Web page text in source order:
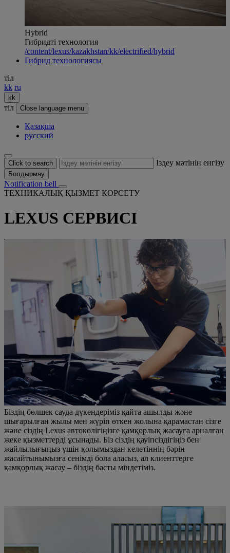
Hybrid
Гибридті технология
/content/lexus/kazakhstan/kk/electrified/hybrid
Гибрид технологиясы
тіл
kk ru
kk
тіл Close language menu
Қазақша
русский
Click to search Іздеу мәтінін енгізу
Болдырмау
Notification bell
ТЕХНИКАЛЫҚ ҚЫЗМЕТ КӨРСЕТУ
LEXUS СЕРВИСІ
Біздің бөлшек сауда дүкендеріміз қайта ашылды және
шығарылған жылы мен жүріп өткен жолына қарамастан сізге
және сіздің Lexus автокөлігіңізге қамқорлық жасауға арналған
жеке қызметтерді ұсынады. Біз сіздің қауіпсіздігіңіз бен
жайлылығыңыз үшін қолымыздан келетіннің бәрін
жасайтынымызға сенімді бола аласыз, ал клиенттерге
қамқорлық жасау – біздің басты міндетіміз.